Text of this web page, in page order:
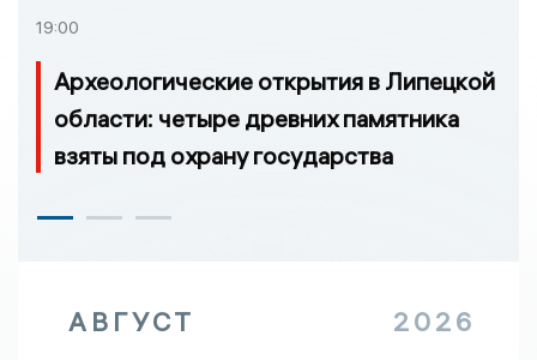
19:00
Археологические открытия в Липецкой
области: четыре древних памятника
взяты под охрану государства
АВГУСТ 2026